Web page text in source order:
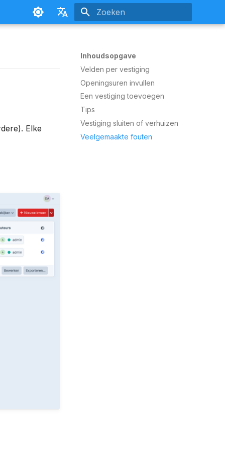
Inhoudsopgave
Velden per vestiging
Openingsuren invullen
Een vestiging toevoegen
Tips
Vestiging sluiten of verhuizen
Veelgemaakte fouten
Elke